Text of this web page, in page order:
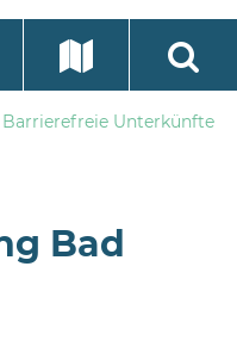
Barrierefreie Unterkünfte
Bad